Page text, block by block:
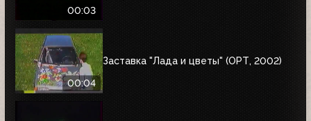
00:03
00:04
Заставка "Лада и цветы" (ОРТ, 2002)